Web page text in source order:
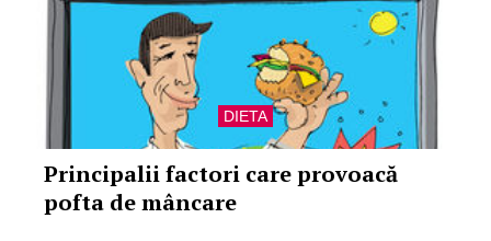
DIETA
Principalii factori care provoacă
pofta de mâncare